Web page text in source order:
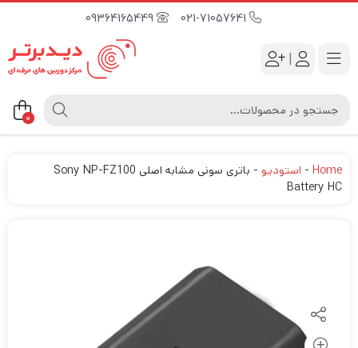
09364165449
|
0
Home
- استودیو -
باتری سونی مشابه اصلی Sony NP-FZ100
Battery HC